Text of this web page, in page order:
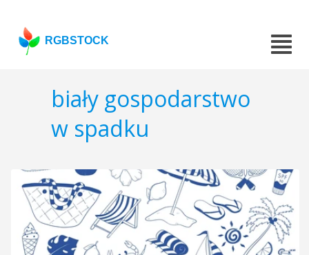
RGBSTOCK
biały gospodarstwo
w spadku